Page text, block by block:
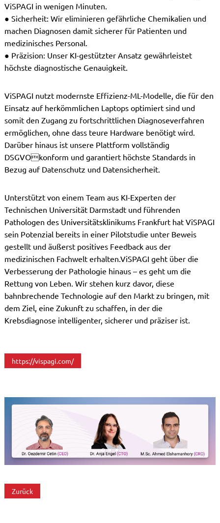
ViSPAGI in wenigen Minuten.
● Sicherheit: Wir eliminieren gefährliche Chemikalien und
machen Diagnosen damit sicherer für Patienten und
medizinisches Personal.
● Präzision: Unser KI-gestützter Ansatz gewährleistet
höchste diagnostische Genauigkeit.
ViSPAGI nutzt modernste Effizienz-ML-Modelle, die für den
Einsatz auf herkömmlichen Laptops optimiert sind und
somit den Zugang zu fortschrittlichen Diagnoseverfahren
ermöglichen, ohne dass teure Hardware benötigt wird.
Darüber hinaus ist unsere Plattform vollständig
DSGVOkonform und garantiert höchste Standards in
Bezug auf Datenschutz und Datensicherheit.
Unterstützt von einem Team aus KI-Experten der
Technischen Universität Darmstadt und führenden
Pathologen des Universitätsklinikums Frankfurt hat ViSPAGI
sein Potenzial bereits in einer Pilotstudie unter Beweis
gestellt und äußerst positives Feedback aus der
medizinischen Fachwelt erhalten.ViSPAGI geht über die
Verbesserung der Pathologie hinaus – es geht um die
Rettung von Leben. Wir stehen kurz davor, diese
bahnbrechende Technologie auf den Markt zu bringen, mit
dem Ziel, eine Zukunft zu schaffen, in der die
Krebsdiagnose intelligenter, sicherer und präziser ist.
https://vispagi.com/
Zurück